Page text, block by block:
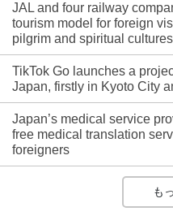
JAL and four railway
tourism model for foreign
pilgrim and spiritual cultures
TikTok Go launches a
Japan, firstly in Kyoto City
Japan’s medical service
free medical translation
foreigners
も